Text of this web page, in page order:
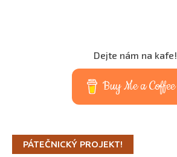
Dejte nám na kafe!
Buy Me a Coffee
PÁTEČNICKÝ PROJEKT!